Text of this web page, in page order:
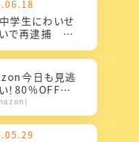
学生にわいせ
で再逮捕 中
今日も見逃
！80%OFF以
々登場